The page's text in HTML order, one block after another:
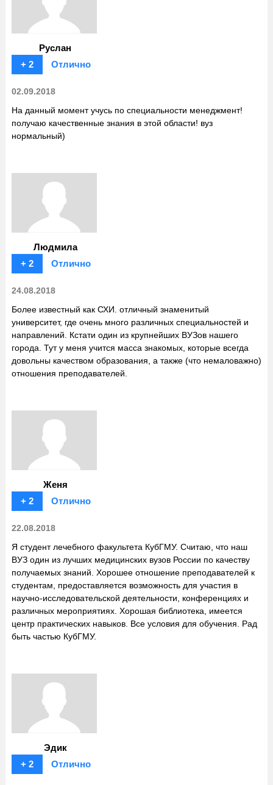
Руслан
+ 2
Отлично
02.09.2018
На данный момент учусь по специальности менеджмент!
получаю качественные знания в этой области! вуз
нормальный)
Людмила
+ 2
Отлично
24.08.2018
Более известный как СХИ. отличный знаменитый
университет, где очень много различных специальностей и
направлений. Кстати один из крупнейших ВУЗов нашего
города. Тут у меня учится масса знакомых, которые всегда
довольны качеством образования, а также (что немаловажно)
отношения преподавателей.
Женя
+ 2
Отлично
22.08.2018
Я студент лечебного факультета КубГМУ. Считаю, что наш
ВУЗ один из лучших медицинских вузов России по качеству
получаемых знаний. Хорошее отношение преподавателей к
студентам, предоставляется возможность для участия в
научно-исследовательской деятельности, конференциях и
различных мероприятиях. Хорошая библиотека, имеется
центр практических навыков. Все условия для обучения. Рад
быть частью КубГМУ.
Эдик
+ 2
Отлично